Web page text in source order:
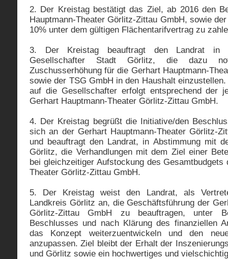
2. Der Kreistag bestätigt das Ziel, ab 2016 den
Hauptmann-Theater Görlitz-Zittau GmbH, sowie
10% unter dem gültigen Flächentarifvertrag zu
3. Der Kreistag beauftragt den Landrat in
Gesellschafter Stadt Görlitz, die dazu
Zuschusserhöhung für die Gerhart Hauptmann-
sowie der TSG GmbH in den Haushalt
auf die Gesellschafter erfolgt entsprechend der
Gerhart Hauptmann-Theater Görlitz-Zittau GmbH.
4. Der Kreistag begrüßt die Initiative/den
sich an der Gerhart Hauptmann-Theater Görlitz-
und beauftragt den Landrat, in Abstimmung mit
Görlitz, die Verhandlungen mit dem Ziel einer
bei gleichzeitiger Aufstockung des Gesamtbudgets
Theater Görlitz-Zittau GmbH.
5. Der Kreistag weist den Landrat, als
Landkreis Görlitz an, die Geschäftsführung der
Görlitz-Zittau GmbH zu beauftragen, unter
Beschlusses und nach Klärung des finanziellen
das Konzept weiterzuentwickeln und den
anzupassen. Ziel bleibt der Erhalt der
und Görlitz sowie ein hochwertiges und